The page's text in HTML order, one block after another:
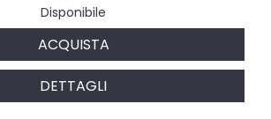
Disponibile
ACQUISTA
DETTAGLI